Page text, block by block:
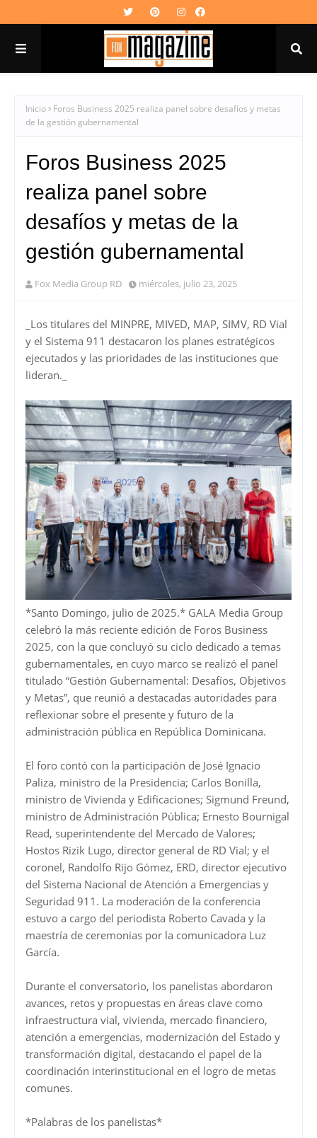
Inicio
Foros Business 2025 realiza panel sobre desafíos y metas
de la gestión gubernamental
Foros Business 2025
realiza panel sobre
desafíos y metas de la
gestión gubernamental
Fox Media Group RD miércoles, julio 23, 2025
_Los titulares del MINPRE, MIVED, MAP, SIMV, RD Vial
y el Sistema 911 destacaron los planes estratégicos
ejecutados y las prioridades de las instituciones que
lideran._
*Santo Domingo, julio de 2025.* GALA Media Group
celebró la más reciente edición de Foros Business
2025, con la que concluyó su ciclo dedicado a temas
gubernamentales, en cuyo marco se realizó el panel
titulado “Gestión Gubernamental: Desafíos, Objetivos
y Metas”, que reunió a destacadas autoridades para
reflexionar sobre el presente y futuro de la
administración pública en República Dominicana.
El foro contó con la participación de José Ignacio
Paliza, ministro de la Presidencia; Carlos Bonilla,
ministro de Vivienda y Edificaciones; Sigmund Freund,
ministro de Administración Pública; Ernesto Bournigal
Read, superintendente del Mercado de Valores;
Hostos Rizik Lugo, director general de RD Vial; y el
coronel, Randolfo Rijo Gómez, ERD, director ejecutivo
del Sistema Nacional de Atención a Emergencias y
Seguridad 911. La moderación de la conferencia
estuvo a cargo del periodista Roberto Cavada y la
maestría de ceremonias por la comunicadora Luz
García.
Durante el conversatorio, los panelistas abordaron
avances, retos y propuestas en áreas clave como
infraestructura vial, vivienda, mercado financiero,
atención a emergencias, modernización del Estado y
transformación digital, destacando el papel de la
coordinación interinstitucional en el logro de metas
comunes.
*Palabras de los panelistas*